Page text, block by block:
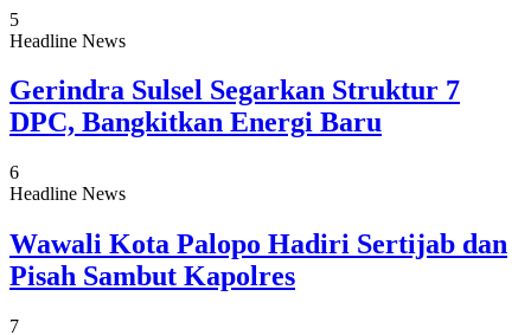
5
Headline News
Gerindra Sulsel Segarkan Struktur 7
DPC, Bangkitkan Energi Baru
6
Headline News
Wawali Kota Palopo Hadiri Sertijab dan
Pisah Sambut Kapolres
7